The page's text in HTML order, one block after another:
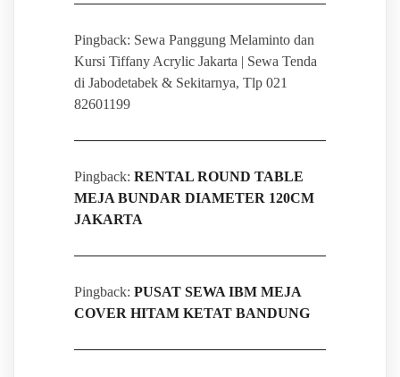
Pingback: Sewa Panggung Melaminto dan
Kursi Tiffany Acrylic Jakarta | Sewa Tenda
di Jabodetabek & Sekitarnya, Tlp 021
82601199
Pingback: RENTAL ROUND TABLE
MEJA BUNDAR DIAMETER 120CM
JAKARTA
Pingback: PUSAT SEWA IBM MEJA
COVER HITAM KETAT BANDUNG